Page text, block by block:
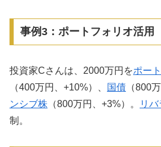
事例3：ポートフォリオ活用
投資家Cさんは、2000万円をポー
（400万円、+10%）、
国債 （800
ンシブ株 （800万円、+3%）。 リ
制。